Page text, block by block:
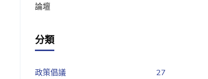
論壇
分類
政策倡議
27